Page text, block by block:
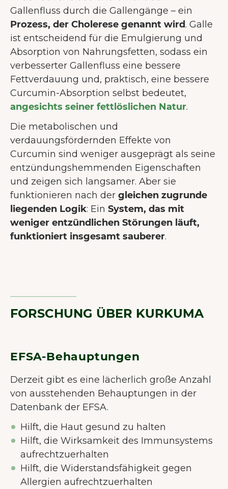
Gallenfluss durch die Gallengänge – ein
Prozess, der Cholerese genannt wird. Galle
ist entscheidend für die Emulgierung und
Absorption von Nahrungsfetten, sodass ein
verbesserter Gallenfluss eine bessere
Fettverdauung und, praktisch, eine bessere
Curcumin-Absorption selbst bedeutet,
angesichts seiner fettlöslichen Natur.
Die metabolischen und
verdauungsfördernden Effekte von
Curcumin sind weniger ausgeprägt als seine
entzündungshemmenden Eigenschaften
und zeigen sich langsamer. Aber sie
funktionieren nach der gleichen zugrunde
liegenden Logik: Ein System, das mit
weniger entzündlichen Störungen läuft,
funktioniert insgesamt sauberer.
FORSCHUNG ÜBER KURKUMA
EFSA-Behauptungen
Derzeit gibt es eine lächerlich große Anzahl
von ausstehenden Behauptungen in der
Datenbank der EFSA.
Hilft, die Haut gesund zu halten
Hilft, die Wirksamkeit des Immunsystems
aufrechtzuerhalten
Hilft, die Widerstandsfähigkeit gegen
Allergien aufrechtzuerhalten